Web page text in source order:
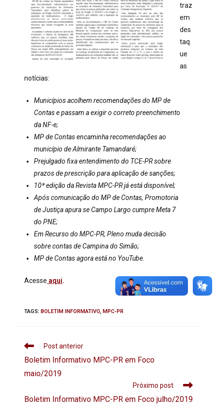
traz
em
des
taq
ue
as
notícias:
Municípios acolhem recomendações do MP de
Contas e passam a exigir o correto preenchimento
da NF-e;
MP de Contas encaminha recomendações ao
município de Almirante Tamandaré;
Prejulgado fixa entendimento do TCE-PR sobre
prazos de prescrição para aplicação de sanções;
10ª edição da Revista MPC-PR já está disponível;
Após comunicação do MP de Contas, Promotoria
de Justiça apura se Campo Largo cumpre Meta 7
do PNE;
Em Recurso do MPC-PR, Pleno muda decisão
sobre contas de Campina do Simão;
MP de Contas agora está no YouTube.
Acesse aqui.
TAGS: BOLETIM INFORMATIVO, MPC-PR
Post anterior
Boletim Informativo MPC-PR em Foco
maio/2019
Próximo post
Boletim Informativo MPC-PR em Foco julho/2019